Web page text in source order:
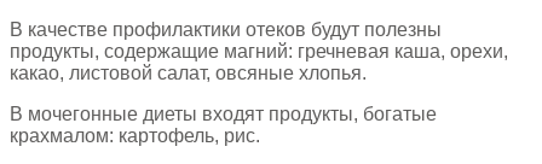
В качестве профилактики отеков будут полезны
продукты, содержащие магний: гречневая каша, орехи,
какао, листовой салат, овсяные хлопья.
В мочегонные диеты входят продукты, богатые
крахмалом: картофель, рис.